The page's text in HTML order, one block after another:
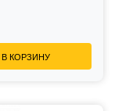
В КОРЗИНУ